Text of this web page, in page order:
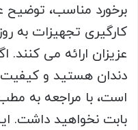
برخورد مناسب، توضیح
کارگیری تجهیزات به
عزیزان ارائه می
دندان هستید و کیفیت
است، با مراجعه به
بابت نخواهید داشت.